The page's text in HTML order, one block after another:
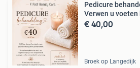
Pedicure
Verwen u voeten
€ 40,00
Broek op Langedijk